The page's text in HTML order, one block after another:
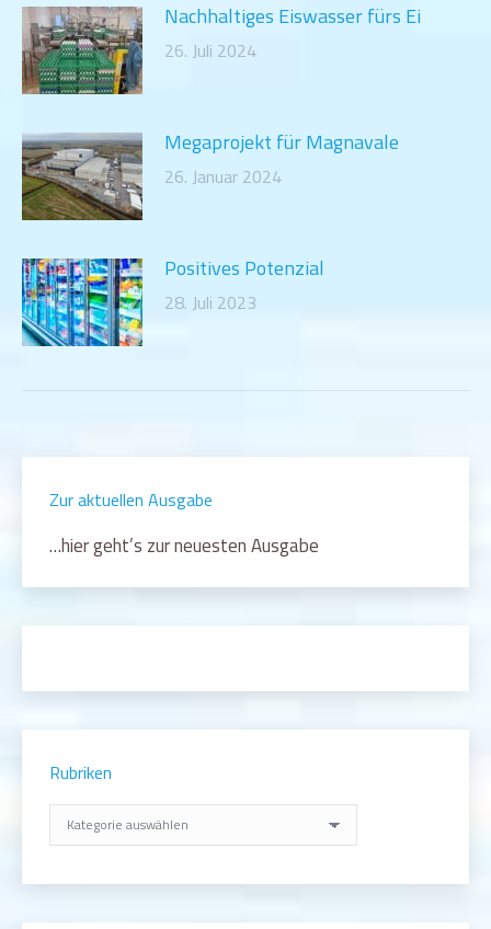
Nachhaltiges Eiswasser fürs Ei
26. Juli 2024
Megaprojekt für Magnavale
26. Januar 2024
Positives Potenzial
28. Juli 2023
Zur aktuellen Ausgabe
…hier geht’s zur neuesten Ausgabe
Rubriken
Rubriken